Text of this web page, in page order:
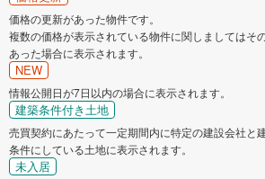
価格の更新があった物件です。
複数の価格が表示されている物件に関しましてはそ
あった場合に表示されます。
NEW
情報公開日が7日以内の場合に表示されます。
建築条件付き土地
売買契約にあたって一定期間内に特定の建設会社と
条件にしている土地に表示されます。
未入居